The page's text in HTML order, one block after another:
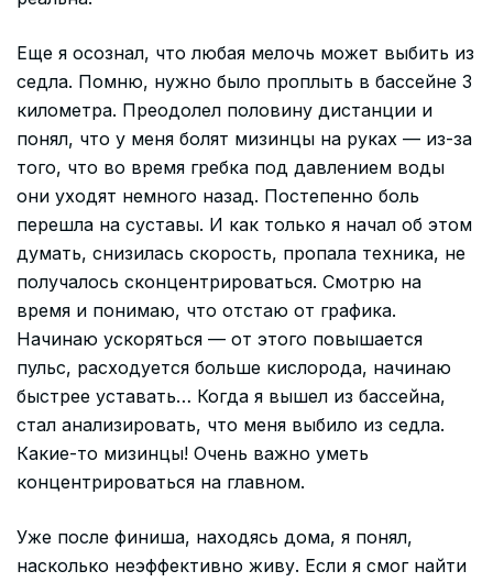
Еще я осознал, что любая мелочь может выбить из
седла. Помню, нужно было проплыть в бассейне 3
километра. Преодолел половину дистанции и
понял, что у меня болят мизинцы на руках — из-за
того, что во время гребка под давлением воды
они уходят немного назад. Постепенно боль
перешла на суставы. И как только я начал об этом
думать, снизилась скорость, пропала техника, не
получалось сконцентрироваться. Смотрю на
время и понимаю, что отстаю от графика.
Начинаю ускоряться — от этого повышается
пульс, расходуется больше кислорода, начинаю
быстрее уставать… Когда я вышел из бассейна,
стал анализировать, что меня выбило из седла.
Какие-то мизинцы! Очень важно уметь
концентрироваться на главном.
Уже после финиша, находясь дома, я понял,
насколько неэффективно живу. Если я смог найти